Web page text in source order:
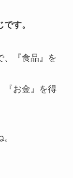
す。
、『食品』を
『お金』を得